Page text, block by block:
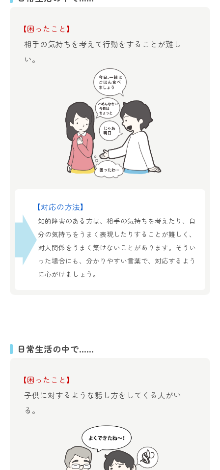
【困ったこと】
相手の気持ちを考えて行動をすることが難し
い。
【対応の方法】
知的障害のある方は、相手の気持ちを考えたり、自
分の気持ちをうまく表現したりすることが難しく、
対人関係をうまく築けないことがあります。そうい
った場合にも、分かりやすい言葉で、対応するよう
に心がけましょう。
日常生活の中で……
【困ったこと】
子供に対するような話し方をしてくる人がい
る。